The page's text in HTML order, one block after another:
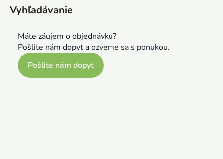
Vyhľadávanie
Máte záujem o objednávku?
Pošlite nám dopyt a ozveme sa s ponukou.
Pošlite nám dopyt